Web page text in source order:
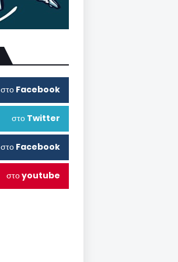
στο Facebook
στο Twitter
στο Facebook
στοyoutube